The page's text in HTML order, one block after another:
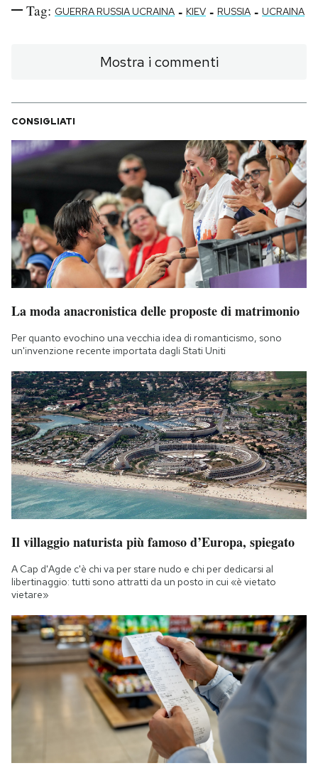
Tag: GUERRA RUSSIA UCRAINA - KIEV - RUSSIA - UCRAINA
Mostra i commenti
CONSIGLIATI
La moda anacronistica delle proposte di matrimonio
Per quanto evochino una vecchia idea di romanticismo, sono
un'invenzione recente importata dagli Stati Uniti
Il villaggio naturista più famoso d’Europa, spiegato
A Cap d'Agde c'è chi va per stare nudo e chi per dedicarsi al
libertinaggio: tutti sono attratti da un posto in cui «è vietato
vietare»